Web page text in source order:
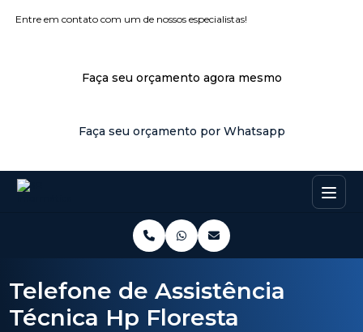
Entre em contato com um de nossos especialistas!
Faça seu orçamento agora mesmo
Faça seu orçamento por Whatsapp
Telefone de Assistência
Técnica Hp Floresta